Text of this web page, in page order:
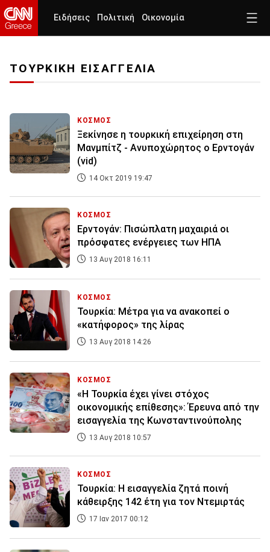
Ειδήσεις Πολιτική Οικονομία
ΤΟΥΡΚΙΚΗ ΕΙΣΑΓΓΕΛΙΑ
ΚΟΣΜΟΣ
Ξεκίνησε η τουρκική επιχείρηση στη
Μανμπίτζ - Ανυποχώρητος ο Ερντογάν
(vid)
14 Οκτ 2019 19:47
ΚΟΣΜΟΣ
Ερντογάν: Πισώπλατη μαχαιριά οι
πρόσφατες ενέργειες των ΗΠΑ
13 Αυγ 2018 16:11
ΚΟΣΜΟΣ
Τουρκία: Μέτρα για να ανακοπεί ο
«κατήφορος» της λίρας
13 Αυγ 2018 14:26
ΚΟΣΜΟΣ
«Η Τουρκία έχει γίνει στόχος
οικονομικής επίθεσης»: Έρευνα από την
εισαγγελία της Κωνσταντινούπολης
13 Αυγ 2018 10:57
ΚΟΣΜΟΣ
Τουρκία: Η εισαγγελία ζητά ποινή
κάθειρξης 142 έτη για τον Ντεμιρτάς
17 Ιαν 2017 00:12